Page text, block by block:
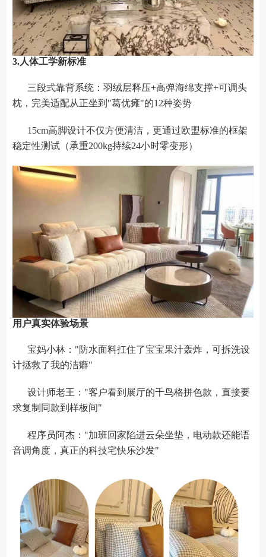
3.人体工学新标准
三段式靠背系统：羽绒层释压+高弹海绵支撑+可调头
枕，完美适配从正坐到"葛优瘫"的12种姿势
15cm高脚设计不仅方便清洁，更通过欧盟标准的框架
稳定性测试（承重200kg持续24小时零变形）
用户真实体验场景
宝妈小林："防水面料扛住了宝宝果汁轰炸，可拆洗设
计拯救了我的洁癖"
设计师老王："客户看到展厅的千鸟格拼色款，直接要
求复制同款到样板间"
程序员阿杰："加班回家陷进云朵坐垫，电动款还能语
音调角度，真正的科技宅快乐沙发"